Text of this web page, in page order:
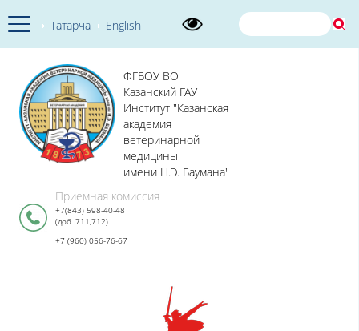
Татарча English
ФГБОУ ВО
Казанский ГАУ
Институт "Казанская
академия
ветеринарной
медицины
имени Н.Э. Баумана"
Приемная комиссия
+7(843) 598-40-48
(доб. 711,712)
+7 (960) 056-76-67